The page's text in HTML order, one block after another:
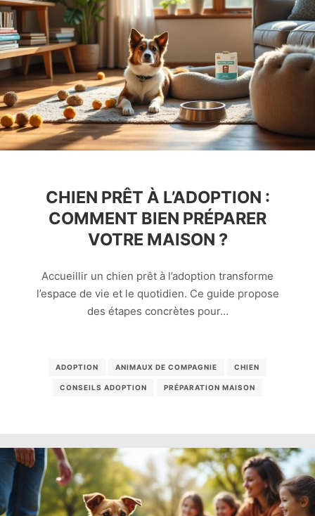
CHIEN PRÊT À L’ADOPTION :
COMMENT BIEN PRÉPARER
VOTRE MAISON ?
Accueillir un chien prêt à l’adoption transforme
l’espace de vie et le quotidien. Ce guide propose
des étapes concrètes pour…
ADOPTION ANIMAUX DE COMPAGNIE CHIEN
CONSEILS ADOPTION PRÉPARATION MAISON